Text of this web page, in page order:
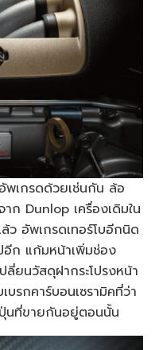
พเกรดด้วยเช่นกัน ล้อ
ก Dunlop เครื่องเดิมใน
ว อัพเกรดเทอร์โบอีกนิด
อีก แก้มหน้าเพิ่มช่อง
ลี่ยนวัสดุฝากระโปรงหน้า
บรกคาร์บอนเซรามิคที่ว่า
นที่ขายกันอยู่ตอนนั้น